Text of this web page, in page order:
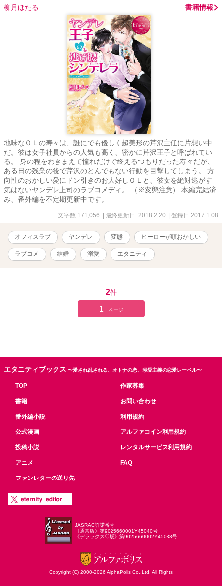
柳月ほたる 書籍情報
地味なＯＬの寿々は、誰にでも優しく超美形の芹沢主任に片想い中
だ。彼は女子社員からの人気も高く、密かに芹沢王子と呼ばれてい
る。 身の程をわきまえて憧れだけで終えるつもりだった寿々だが、
ある日の残業の後で芹沢のとんでもない行動を目撃してしまう。 方
向性のおかしい愛にドン引きのお人好しＯＬと、彼女を絶対逃がす
気はないヤンデレ上司のラブコメディ。 （※変態注意） 本編完結済
み、番外編を不定期更新中です。
文字数 171,056 | 最終更新日 2018.2.20 | 登録日 2017.1.08
オフィスラブ ヤンデレ 変態 ヒーローが頭おかしい
ラブコメ 結婚 溺愛 エタニティ
2件
1 ページ
エタニティブックス 〜愛され乱される、オトナの恋。溺愛主義の恋愛レーベル〜
TOP
書籍
番外編小説
公式漫画
投稿小説
アニメ
ファンレターの送り先
作家募集
お問い合わせ
利用規約
アルファコイン利用規約
レンタルサービス利用規約
FAQ
JASRAC許諾番号
《通常版》第9025660001Y45040号
《デラックス♡版》第9025660002Y45038号
Copyright (C) 2000-2026 AlphaPolis Co.,Ltd. All Rights